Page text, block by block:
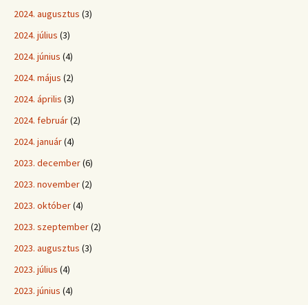
2024. augusztus (3)
2024. július (3)
2024. június (4)
2024. május (2)
2024. április (3)
2024. február(2)
2024. január(4)
2023. december(6)
2023. november(2)
2023. október(4)
2023. szeptember(2)
2023. augusztus (3)
2023. július (4)
2023. június (4)